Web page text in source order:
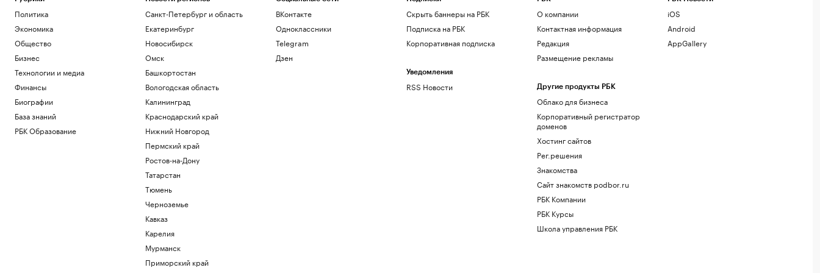
Пашинян и Алиев провели телефонный
разговор о мирном соглашении
Общество
Экс-тренер «Спартака» Слишкович
возглавил казахстанский клуб
Спорт
Пожар на Ильском НПЗ после падения
обломков БПЛА потушили
Политика
Мосгорсуд взыскал ₽654 тыс. за залив
квартиры из-за кошки, открывшей кран
Общество
бронирования полигонов частными
Политика
Экономика
Общество
Бизнес
Технологии и медиа
Финансы
Биографии
База знаний
РБК Образование
Санкт-Петербург и область
Екатеринбург
Новосибирск
Омск
Башкортостан
Вологодская область
Калининград
Краснодарский край
Нижний Новгород
Пермский край
Ростов-на-Дону
Татарстан
Тюмень
Черноземье
Кавказ
Карелия
Мурманск
Приморский край
ВКонтакте
Одноклассники
Telegram
Дзен
Скрыть баннеры на РБК
Подписка на РБК
Корпоративная подписка
Уведомления
RSS Новости
О компании
Контактная информация
Редакция
Размещение рекламы
Другие продукты РБК
Облако для бизнеса
Корпоративный регистратор
доменов
Хостинг сайтов
Рег.решения
Знакомства
Сайт знакомств podbor.ru
РБК Компании
РБК Курсы
Школа управления РБК
iOS
Android
AppGallery